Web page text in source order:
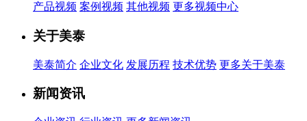
产品视频 案例视频 其他视频 更多视频中心
关于美泰
美泰简介 企业文化 发展历程 技术优势 更多关于美泰
新闻资讯